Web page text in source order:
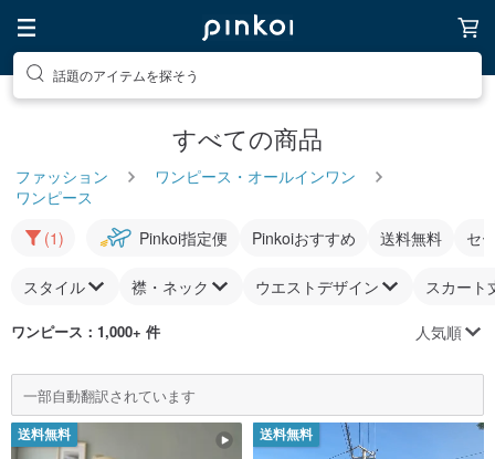
話題のアイテムを探そう
すべての商品
ファッション
ワンピース・オールインワン
ワンピース
(1)
Pinkoi指定便 Pinkoiおすすめ 送料無料 セ
スタイル 襟・ネック ウエストデザイン スカート
ワンピース ：1,000+ 件 人気順
一部自動翻訳されています
送料無料 送料無料